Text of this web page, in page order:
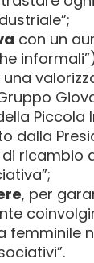
con un
Piccola
dalla
ricambio
, per
femminile